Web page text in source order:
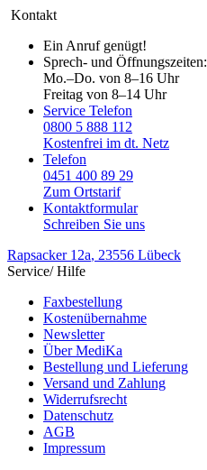
Kontakt
Ein Anruf genügt!
Sprech- und Öffnungszeiten:
Mo.–Do. von 8–16 Uhr
Freitag von 8–14 Uhr
Service Telefon
0800 5 888 112
Kostenfrei im dt. Netz
Telefon
0451 400 89 29
Zum Ortstarif
Kontaktformular
Schreiben Sie uns
Rapsacker 12a, 23556 Lübeck
Service/ Hilfe
Faxbestellung
Kostenübernahme
Newsletter
Über MediKa
Bestellung und Lieferung
Versand und Zahlung
Widerrufsrecht
Datenschutz
AGB
Impressum